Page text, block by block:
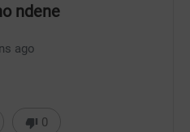
ndene
ago
0